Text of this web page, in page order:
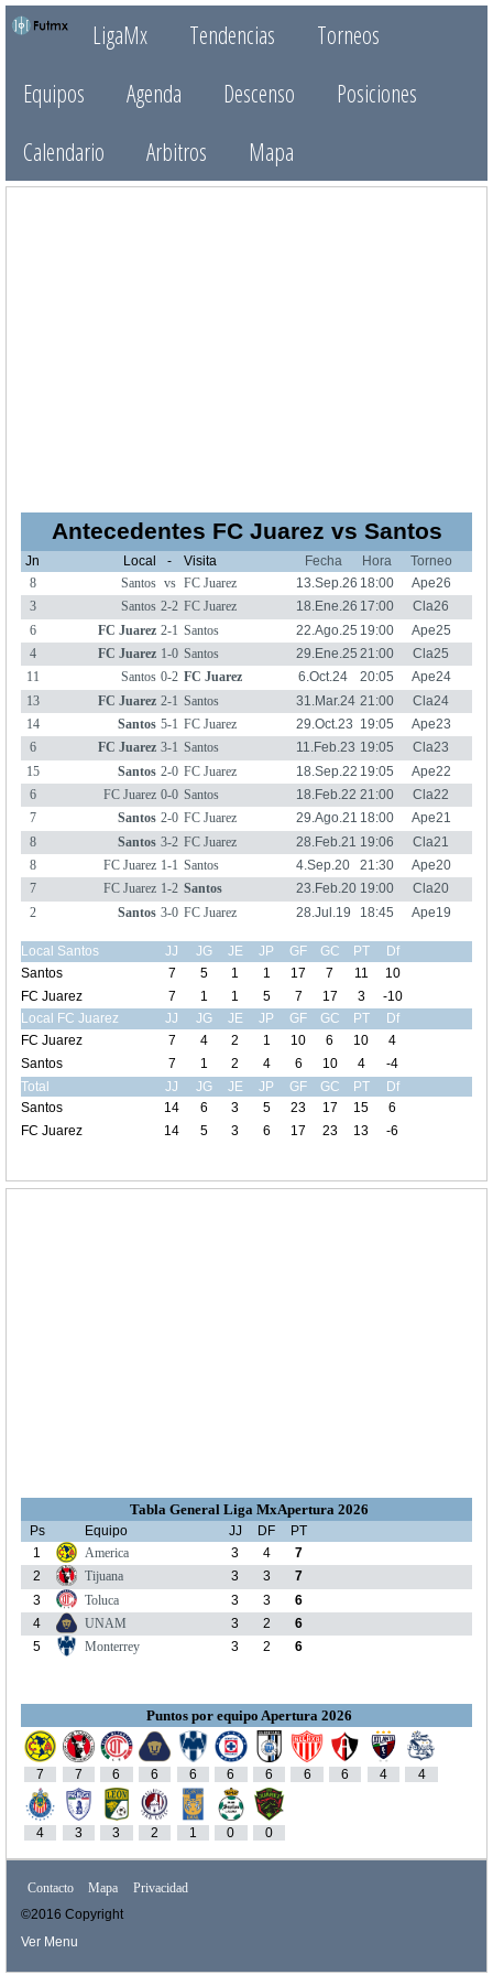
LigaMx Tendencias
Torneos
Equipos
Agenda Descenso
Posiciones
Calendario
Arbitros Mapa
Antecedentes FC Juarez vs Santos
Jn Local - Visita Fecha Hora
Torneo
8
Santos vs FC Juarez 13.Sep.26 18:00
Ape26
3
Santos 2-2 FC Juarez 18.Ene.26 17:00
Cla26
6
FC Juarez 2-1 Santos 22.Ago.25 19:00
Ape25
4
FC Juarez 1-0 Santos 29.Ene.25 21:00
Cla25
11
Santos 0-2 FC Juarez 6.Oct.24 20:05
Ape24
13
FC Juarez 2-1 Santos 31.Mar.24 21:00
Cla24
14
Santos 5-1 FC Juarez 29.Oct.23 19:05
Ape23
6
FC Juarez 3-1 Santos 11.Feb.23 19:05
Cla23
15
Santos 2-0 FC Juarez 18.Sep.22 19:05
Ape22
6
FC Juarez 0-0 Santos 18.Feb.22 21:00
Cla22
7
Santos 2-0 FC Juarez 29.Ago.21 18:00
Ape21
8
Santos 3-2 FC Juarez 28.Feb.21 19:06
Cla21
8
FC Juarez 1-1 Santos 4.Sep.20 21:30
Ape20
7
FC Juarez 1-2 Santos 23.Feb.20 19:00
Cla20
2
Santos 3-0 FC Juarez 28.Jul.19 18:45 Ape19
Local Santos JJ JG JE JP GF GC PT
Df
Santos
7 5 1 1 17 7 11
10
FC Juarez
7 1 1 5 7 17 3
-10
Local FC Juarez
JJ JG JE JP GF GC PT
Df
FC Juarez
7 4 2 1 10 6 10
4
Santos
7 1 2 4 6 10 4
-4
Total
JJ JG JE JP GF GC PT
Df
Santos
14 6 3 5 23 17 15
6
FC Juarez
14 5 3 6 17 23 13 -6
Tabla General Liga MxApertura 2026
Ps Equipo JJ DF
PT
1
America 3 4
7
2
Tijuana 3 3
7
3
Toluca 3 3
6
4
UNAM 3 2
6
5
Monterrey 3 2 6
Puntos por equipo Apertura 2026
7 7 6 6 6 6 6 6 6 4 4
4 3 3 2 1 0 0
Contacto Mapa
Privacidad
©2016 Copyright